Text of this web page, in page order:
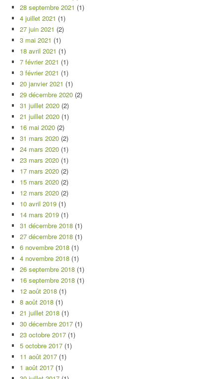
28 septembre 2021 (1)
4 juillet 2021 (1)
27 juin 2021 (2)
3 mai 2021 (1)
18 avril 2021 (1)
7 février 2021 (1)
3 février 2021 (1)
20 janvier 2021 (1)
29 décembre 2020 (2)
31 juillet 2020 (2)
21 juillet 2020 (1)
16 mai 2020 (2)
31 mars 2020 (2)
24 mars 2020 (1)
23 mars 2020 (1)
17 mars 2020 (2)
15 mars 2020 (2)
12 mars 2020 (2)
10 avril 2019 (1)
14 mars 2019 (1)
31 décembre 2018 (1)
27 décembre 2018 (1)
6 novembre 2018 (1)
4 novembre 2018 (1)
26 septembre 2018 (1)
16 septembre 2018 (1)
12 août 2018 (1)
8 août 2018 (1)
21 juillet 2018 (1)
30 décembre 2017 (1)
23 octobre 2017 (1)
5 octobre 2017 (1)
11 août 2017 (1)
1 août 2017 (1)